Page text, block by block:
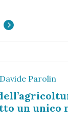
Davide Parolin
un unico